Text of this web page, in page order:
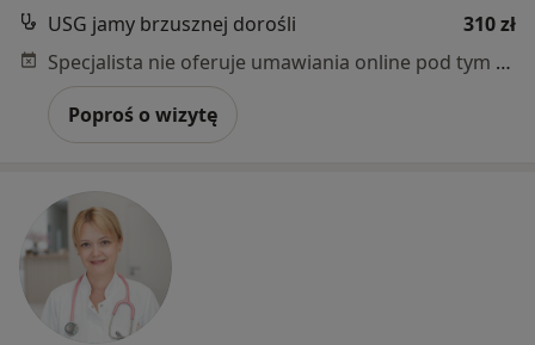
USG jamy brzusznej dorośli
310 zł
Specjalista nie oferuje umawiania online pod tym adresem.
Poproś o wizytę